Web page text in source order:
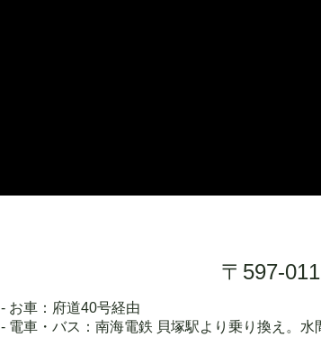
〒597-
- お車：府道40号経由
- 電車・バス：南海電鉄 貝塚駅より乗り換え。